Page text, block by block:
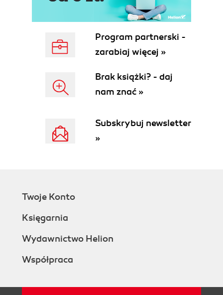
Program partnerski -
zarabiaj więcej »
Brak książki? - daj
nam znać »
Subskrybuj newsletter
»
Twoje Konto
Księgarnia
Wydawnictwo Helion
Współpraca